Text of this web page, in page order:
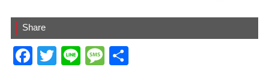
Share
F
T
Li
M